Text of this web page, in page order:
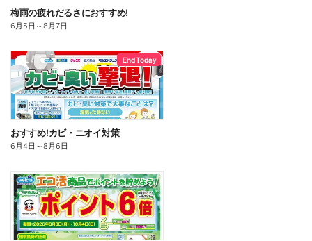
梅雨の疲れだるさにおすすめ!
6月5日 ～8月7日
End Today
おすすめ!カビ・ニオイ対策
6月4日 ～8月6日